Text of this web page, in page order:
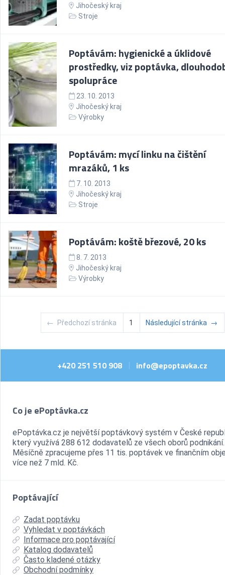
Jihočeský kraj
Stroje
Poptávám: hygienické a úklidové
prostředky, viz poptávka,
spolupráce
23. 10. 2013
Jihočeský kraj
Výrobky
Poptávám: mycí linku na čištění
mrazáků, 1 ks
7. 10. 2013
Jihočeský kraj
Stroje
Poptávám: koště březové, 20 ks
8. 7. 2013
Jihočeský kraj
Výrobky
← Předchozí stránka 1 Následující stránka →
+420 251 510 908 | info@epoptavka.cz
Co je ePoptávka.cz
ePoptávka.cz je největší poptávkový systém v České
který využívá 288 612 dodavatelů ze všech oborů podnikání.
Měsíčně zpracujeme přes 11 tis. poptávek ve finančním
více než 7 mld. Kč.
Poptávající
Zadat poptávku
Vyhledat v poptávkách
Informace pro poptávající
Katalog dodavatelů
Často kladené otázky
Obchodní podmínky